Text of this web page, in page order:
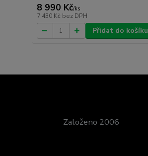
8 990 Kč/ks
7 430 Kč bez DPH
Přidat do košíku
Založeno 2006